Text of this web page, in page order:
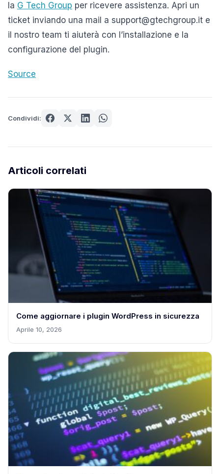
la G Tech Group per ricevere assistenza. Apri un
ticket inviando una mail a support@gtechgroup.it e
il nostro team ti aiuterà con l’installazione e la
configurazione del plugin.
Source
Condividi:
Articoli correlati
Come aggiornare i plugin WordPress in sicurezza
Aprile 10, 2026